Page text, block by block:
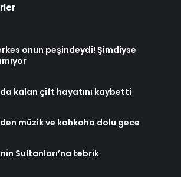
onun peşindeydi! Şimdiyse
kalan çift hayatını kaybetti
müzik ve kahkaha dolu gece
Sultanları’na tebrik